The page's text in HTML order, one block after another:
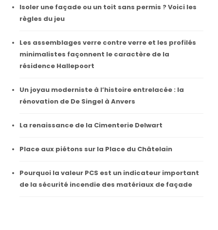
Isoler une façade ou un toit sans permis ? Voici les
règles du jeu
Les assemblages verre contre verre et les profilés
minimalistes façonnent le caractère de la
résidence Hallepoort
Un joyau moderniste à l’histoire entrelacée : la
rénovation de De Singel à Anvers
La renaissance de la Cimenterie Delwart
Place aux piétons sur la Place du Châtelain
Pourquoi la valeur PCS est un indicateur important
de la sécurité incendie des matériaux de façade